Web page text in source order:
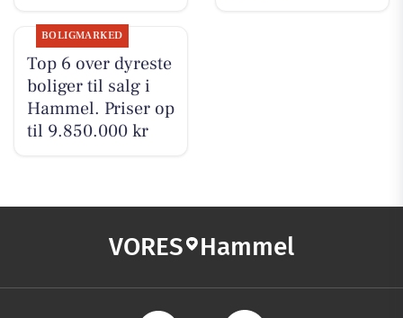
BOLIGMARKED
Top 6 over dyreste
boliger til salg i
Hammel. Priser op
til 9.850.000 kr
VORES Hammel